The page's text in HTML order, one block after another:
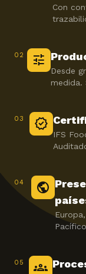
Con
02 tune
Desde
medida.
03 verified
IFS
04 public
05 groups